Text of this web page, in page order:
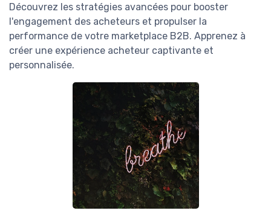
Découvrez les stratégies avancées pour booster
l'engagement des acheteurs et propulser la
performance de votre marketplace B2B. Apprenez à
créer une expérience acheteur captivante et
personnalisée.